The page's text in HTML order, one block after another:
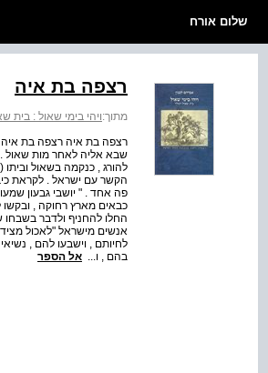
שלום אורח
רצפה בת איה
מתוך:ויהי בימי שאול : בית
שבא אליה לאחר מות שאול .
הקשר עם ישראל . לקראת
פה אחד . " יושבי גבעון
כבאים מארץ רחוקה ,
החלו להחניף ולדבר בשבחו
אנשים מישראל "לאכול
בהם , ו... אל הספר